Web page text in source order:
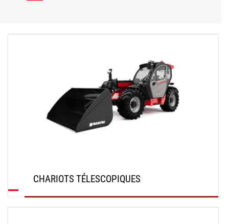
CHARIOTS TÉLESCOPIQUES